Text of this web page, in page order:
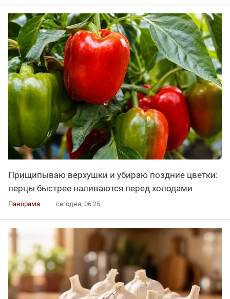
Прищипываю верхушки и убираю поздние цветки:
перцы быстрее наливаются перед холодами
Панорама сегодня, 06:25